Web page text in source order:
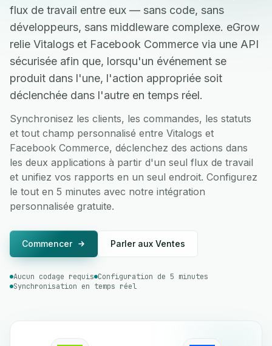
flux de travail entre eux — sans code, sans
développeurs, sans middleware complexe. eGrow
relie Vitalogs et Facebook Commerce via une API
sécurisée afin que, lorsqu'un événement se
produit dans l'une, l'action appropriée soit
déclenchée dans l'autre en temps réel.
Synchronisez les clients, les commandes, les statuts
et tout champ personnalisé entre Vitalogs et
Facebook Commerce, déclenchez des actions dans
les deux applications à partir d'un seul flux de travail
et unifiez vos rapports en un seul endroit. Configurez
le tout en 5 minutes avec notre intégration
personnalisée gratuite.
Commencer Parler aux Ventes
Aucun codage requis Configuration de 5 minutes
Synchronisation en temps réel